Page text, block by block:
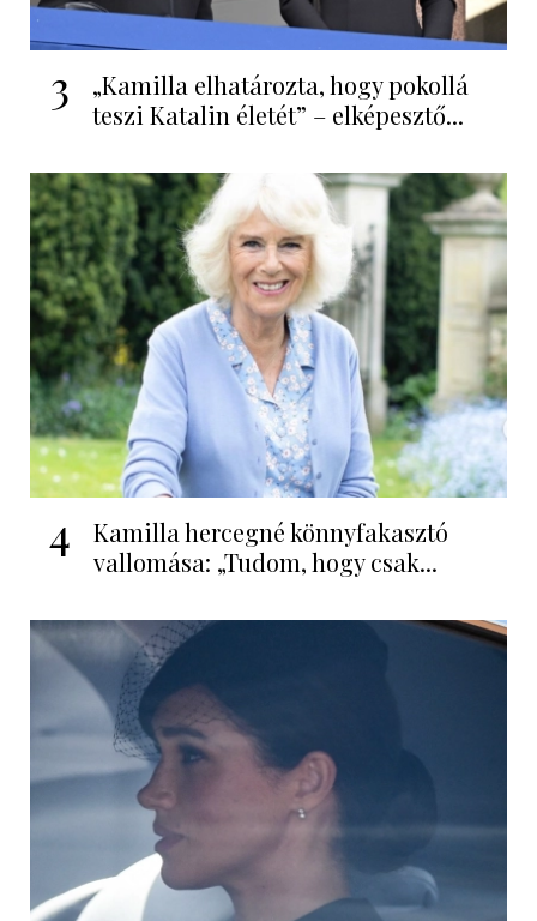
3
„Kamilla elhatározta, hogy pokollá
teszi Katalin életét” – elképesztő...
4
Kamilla hercegné könnyfakasztó
vallomása: „Tudom, hogy csak...